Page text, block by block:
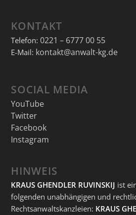
KONTAKT
Telefon: 0221 – 6777 00 55
E-Mail: kontakt@anwalt-kg.de
SOCIAL MEDIA
YouTube
Twitter
Facebook
Instagram
HINWEIS
KRAUS GHENDLER RUVINSKIJ ist
folgenden unabhängigen und
Rechtsanwaltskanzleien: KRAUS